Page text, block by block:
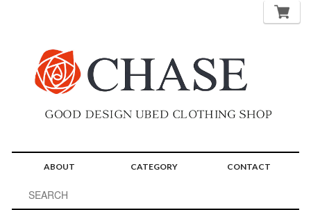
ABOUT CATEGORY CONTACT